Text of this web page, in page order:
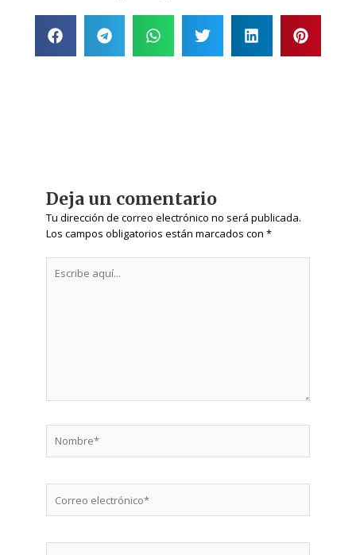
Deja un comentario
Tu dirección de correo electrónico no será publicada.
Los campos obligatorios están marcados con *
aquí...
electrónico*